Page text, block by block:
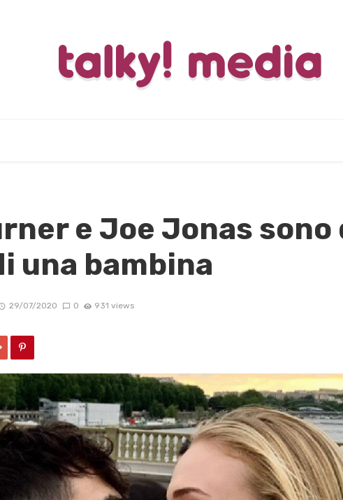
e Joe Jonas
una bambina
29/07/2020 0 931 views